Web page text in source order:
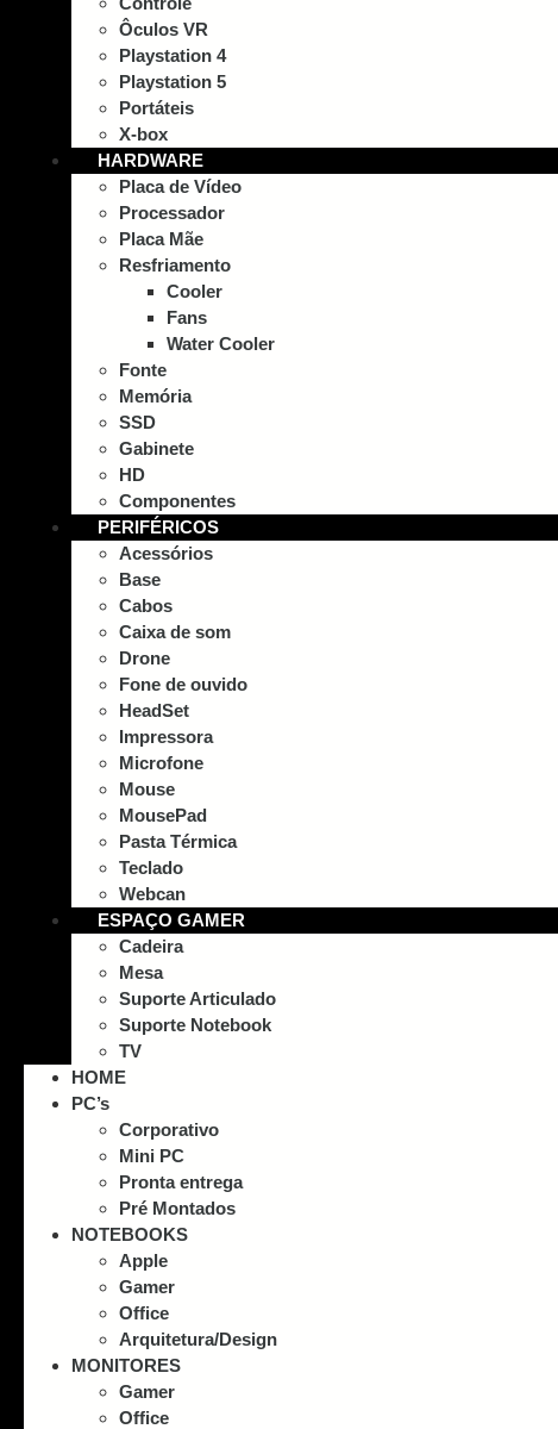
Ôculos VR
Playstation 4
Playstation 5
Portáteis
X-box
HARDWARE
Placa de Vídeo
Processador
Placa Mãe
Resfriamento
Cooler
Fans
Water Cooler
Fonte
Memória
SSD
Gabinete
HD
Componentes
PERIFÉRICOS
Acessórios
Base
Cabos
Caixa de som
Drone
Fone de ouvido
HeadSet
Impressora
Microfone
Mouse
MousePad
Pasta Térmica
Teclado
Webcan
ESPAÇO GAMER
Cadeira
Mesa
Suporte Articulado
Suporte Notebook
TV
HOME
PC’s
Corporativo
Mini PC
Pronta entrega
Pré Montados
NOTEBOOKS
Apple
Gamer
Office
Arquitetura/Design
MONITORES
Gamer
Office